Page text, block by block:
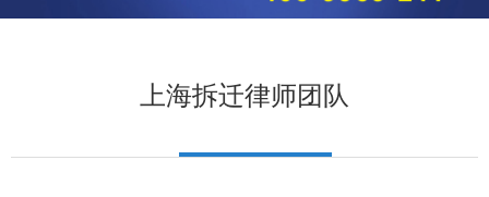
上海拆迁律师团队